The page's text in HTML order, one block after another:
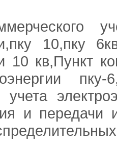
10,пку
10 кв,Пункт
учета
и передачи